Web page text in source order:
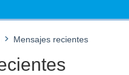
Mensajes recientes